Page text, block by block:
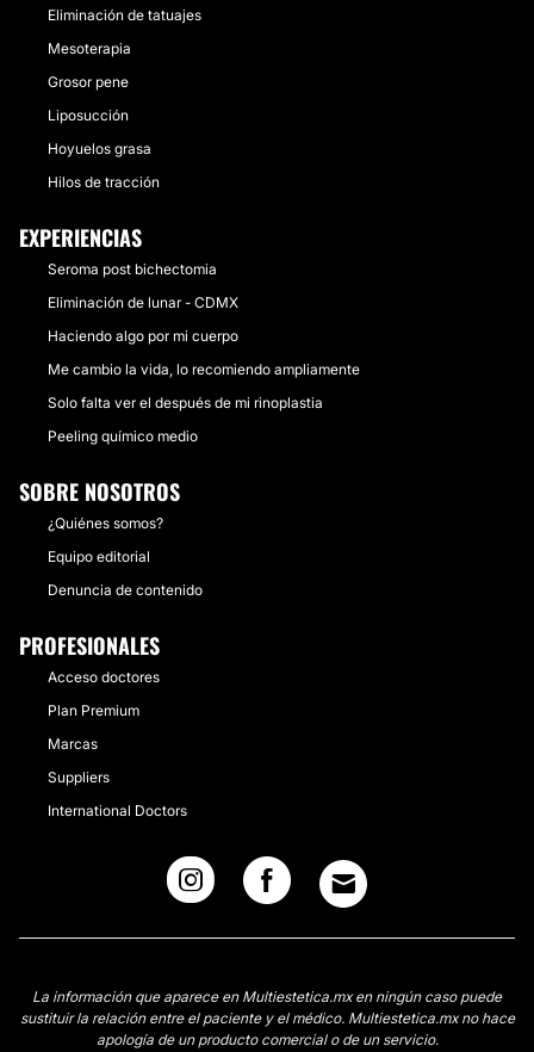
Eliminación de tatuajes
Mesoterapia
Grosor pene
Liposucción
Hoyuelos grasa
Hilos de tracción
EXPERIENCIAS
Seroma post bichectomia
Eliminación de lunar - CDMX
Haciendo algo por mi cuerpo
Me cambio la vida, lo recomiendo ampliamente
Solo falta ver el después de mi rinoplastia
Peeling químico medio
SOBRE NOSOTROS
¿Quiénes somos?
Equipo editorial
Denuncia de contenido
PROFESIONALES
Acceso doctores
Plan Premium
Marcas
Suppliers
International Doctors
La información que aparece en Multiestetica.mx en ningún caso puede
sustituir la relación entre el paciente y el médico. Multiestetica.mx no hace
apología de un producto comercial o de un servicio.